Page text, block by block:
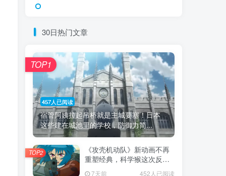
30日热门文章
457人已阅读
宿管阿姨拉起吊桥就是主城要塞！日本
这些建在城池里的学校，防御力简...
TOP1
《攻壳机动队》新动画不再
重塑经典，科学猴这次反而
7天前 452人已阅读
TOP2